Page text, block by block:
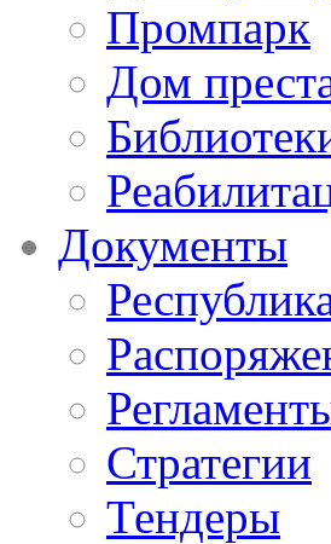
Промпарк
Дом
Документы
Стратегии
Тендеры